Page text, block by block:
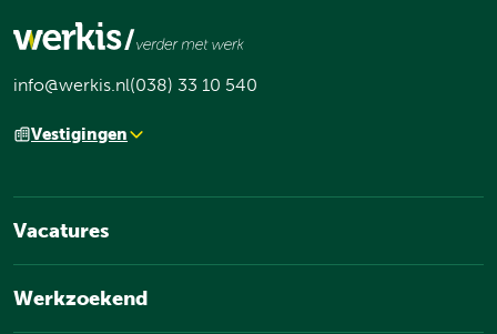
info@werkis.nl(038) 33 10 540
Vestigingen
Vacatures
Werkzoekend